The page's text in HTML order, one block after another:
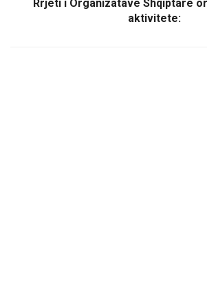
Rrjeti i Organizatave Shqiptare
aktivitete: